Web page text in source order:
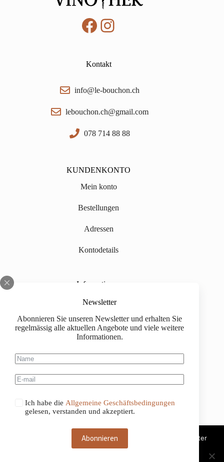
Newsletter
Abonnieren Sie unseren Newsletter und erhalten Sie
regelmässig alle aktuellen Angebote und viele weitere
Informationen.
Ich habe die Allgemeine Geschäftsbedingungen
gelesen, verstanden und akzeptiert.
Abonnieren
Facebook
Instagram
Kontakt
info@le-bouchon.ch
lebouchon.ch@gmail.com
078 714 88 88
KUNDENKONTO
Mein konto
Bestellungen
Adressen
Kontodetails
Informationen
Über uns
Impressum
Kaufinformationen
Allgemeine Geschäftsbedingungen
Diese Website benutzt Cookies. Wenn du die Website weiter
nutzt, gehen wir von deinem Einverständnis aus.